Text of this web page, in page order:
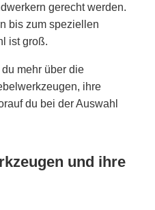
gerecht werden.
bis zum speziellen
ist groß.
mehr über die
ihre
du bei der Auswahl
und ihre